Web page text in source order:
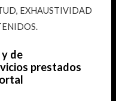
EXHAUSTIVIDAD
de
prestados